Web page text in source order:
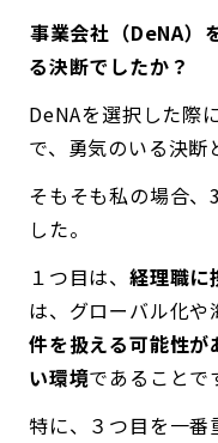
――事業会社（DeNA
る決断でしたか？
DeNAを選択した際
で、勇気のいる決断
そもそも私の場合、
した。
１つ目は、 経理職に
は、グローバル化や
件を扱える可能性が
い環境であることで
特に、３つ目を一番